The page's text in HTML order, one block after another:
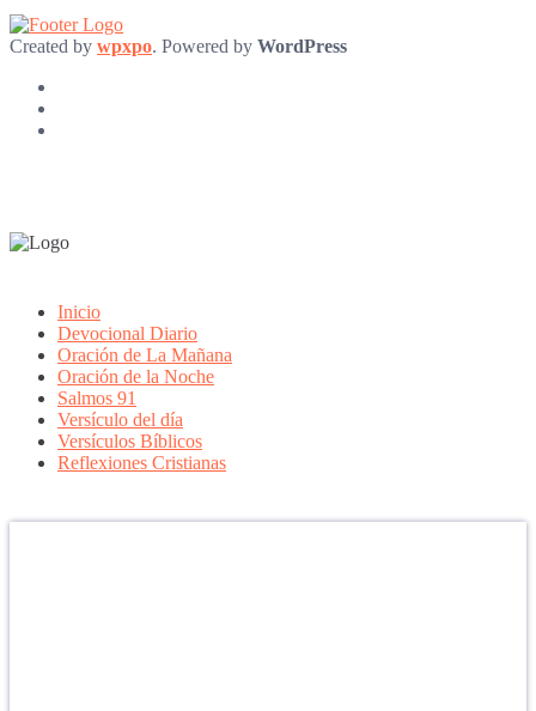
Created by wpxpo. Powered by WordPress
Inicio
Devocional Diario
Oración de La Mañana
Oración de la Noche
Salmos 91
Versículo del día
Versículos Bíblicos
Reflexiones Cristianas